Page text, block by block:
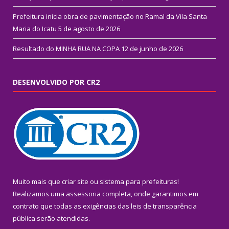
Prefeitura inicia obra de pavimentação no Ramal da Vila Santa
Maria do Icatu 5 de agosto de 2026
Resultado do MINHA RUA NA COPA 12 de junho de 2026
DESENVOLVIDO POR CR2
Muito mais que criar site ou sistema para prefeituras!
Realizamos uma assessoria completa, onde garantimos em
contrato que todas as exigências das leis de transparência
pública serão atendidas.